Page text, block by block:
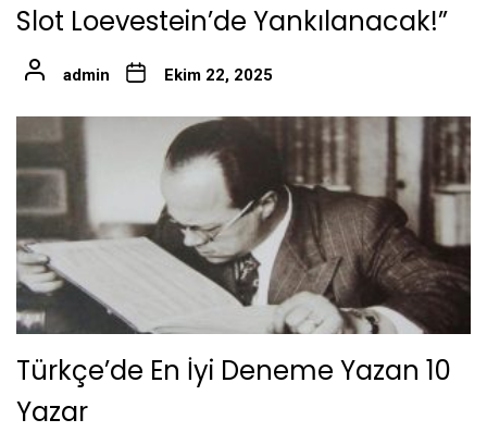
Slot Loevestein’de Yankılanacak!”
admin Ekim 22, 2025
Türkçe’de En İyi Deneme Yazan 10
Yazar